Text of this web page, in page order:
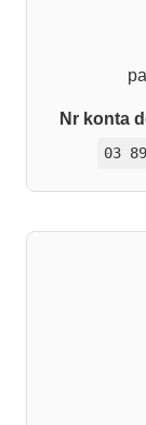
Nr konta
03